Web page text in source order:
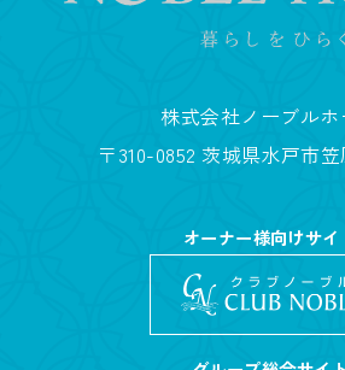
株式会社ノーブルホ
〒310-0852 茨城県水戸市笠
オーナー様向けサイ